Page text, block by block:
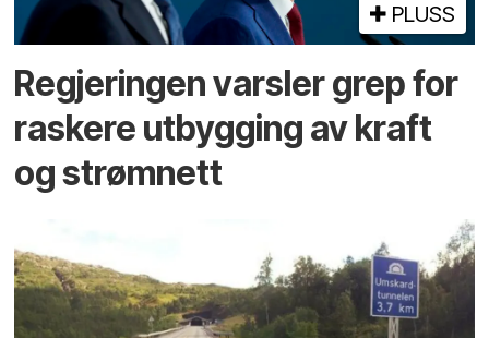
PLUSS
Regjeringen varsler grep for
raskere utbygging av kraft
og strømnett